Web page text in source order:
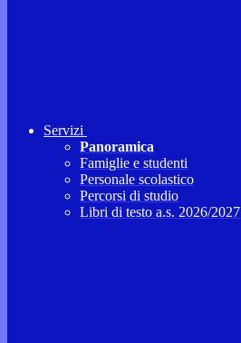
Servizi
Panoramica
Famiglie e studenti
Personale scolastico
Percorsi di studio
Libri di testo a.s. 2026/2027